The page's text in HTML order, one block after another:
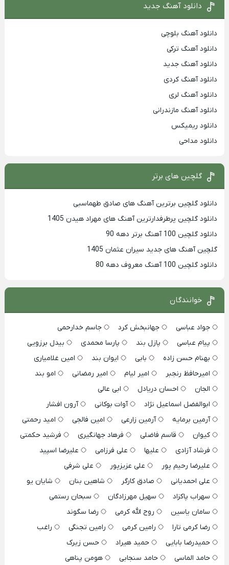
دانلود آهنگ جدید
دانلود آهنگ بلوچی
دانلود آهنگ ترکی
دانلود آهنگ جدید
دانلود آهنگ کردی
دانلود آهنگ لری
دانلود آهنگ مازندرانی
دانلود ریمیکس
دانلود مداحی
گلچین های برتر
دانلود گلچین برترین آهنگ های صادق طهماسبی
دانلود گلچین پرطرفدارترین آهنگ های مهراد هیدن 1405
دانلود گلچین 100 آهنگ برتر دهه 90
گلچین آهنگ های جدید سیران عثمان 1405
دانلود گلچین 100 آهنگ معروف دهه 80
خوانندگان
جواد عباسی جهانبخش کرد
جاسم خدارحمی
پیام عباسی
پازل بند پارسا محمدی
بیدل برزویی
بهنام حسن زاده
بابی ایوان بند
امین غلامیاری
امیرحافظ رنجبر
امیر لیام امیر رمضانی
امو بند
الجان
احسان دریادل
ابی عالی
ابوالفضل اسماعیل نژاد
آوات بوکانی
آرون افشار
آرمین برمایه
آرمین زارعی امین فالجی
امید رحمتی
کیوان
قاسم فاضلی فرهاد جهانگیری
فرشید حکمتی
فرشاد آزادی
علیها علی فرزامی
علیرضا اسپید
علیرضا رحیم پور
علی عزیزپور
علی شرفی
علی احمدیانی
صادق کارگر شاهین بنان
شایان یو
سهراب پاکزاد
سهیل مهرزادگان
سبحان رستمی
سامان یاسین
روح الله کرمی
رضا سگوند
رضا کرمی تارا
رامین کرمی رامین تجنگی
راغب
حمیدرضا بابایی
حمید هیراد
حسن زیرک
حامد الماسی
حامد سنجابی
هومن پناهی